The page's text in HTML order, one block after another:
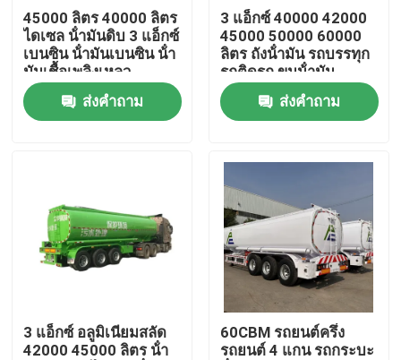
เกี่ยวกับเรา
ทัวร์โรงงาน
ควบคุมคุณภาพ
ขอใบเสนอราคา
รถบรรทุกดัมพ์มือสอง
45000 ลิตร 40000 ลิตร
ไดเซล น้ํามันดิบ 3 แอ็กซ์
เบนซิน น้ํามันเบนซิน น้ํา
มันเชื้อเพลิงเหลว
ส่งคำถาม
3 แอ็กซ์ 40000 42000
45000 50000 60000
ลิตร ถังน้ํามัน รถบรรทุก
รถติดรถ ขนน้ํามัน
เบนซิน น้ํามันดีเซล ถัง
น้ํามัน
ส่งคำถาม
3 แอ็กซ์ อลูมิเนียมสลัด
42000 45000 ลิตร น้ํา
60CBM รถยนต์ครึ่ง
รถยนต์ 4 แกน รถกระบะ